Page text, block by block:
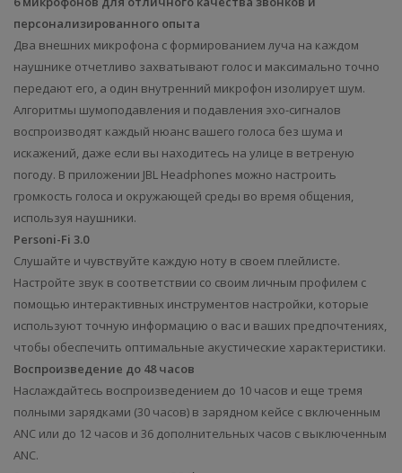
персонализированного опыта
Два внешних микрофона с формированием луча на каждом
наушнике отчетливо захватывают голос и максимально точно
передают его, а один внутренний микрофон изолирует шум.
Алгоритмы шумоподавления и подавления эхо-сигналов
воспроизводят каждый нюанс вашего голоса без шума и
искажений, даже если вы находитесь на улице в ветреную
погоду. В приложении JBL Headphones можно настроить
громкость голоса и окружающей среды во время общения,
используя наушники.
Personi-Fi 3.0
Слушайте и чувствуйте каждую ноту в своем плейлисте.
Настройте звук в соответствии со своим личным профилем с
помощью интерактивных инструментов настройки, которые
используют точную информацию о вас и ваших предпочтениях,
чтобы обеспечить оптимальные акустические характеристики.
Воспроизведение до 48 часов
Наслаждайтесь воспроизведением до 10 часов и еще тремя
полными зарядками (30 часов) в зарядном кейсе с включенным
ANC или до 12 часов и 36 дополнительных часов с выключенным
ANC.